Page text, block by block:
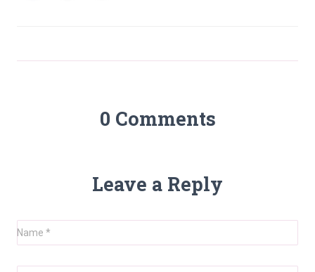
0 Comments
Leave a Reply
Name *